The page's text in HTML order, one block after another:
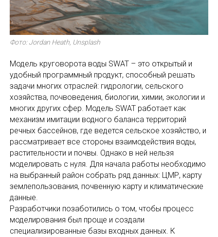
Фото: Jordan Heath, Unsplash
Модель круговорота воды SWAT – это открытый и
удобный программный продукт, способный решать
задачи многих отраслей: гидрологии, сельского
хозяйства, почвоведения, биологии, химии, экологии и
многих других сфер. Модель SWAT работает как
механизм имитации водного баланса территорий
речных бассейнов, где ведется сельское хозяйство, и
рассматривает все стороны взаимодействия воды,
растительности и почвы. Однако в ней нельзя
моделировать с нуля. Для начала работы необходимо
на выбранный район собрать ряд данных: ЦМР, карту
землепользования, почвенную карту и климатические
данные.
Разработчики позаботились о том, чтобы процесс
моделирования был проще и создали
специализированные базы входных данных. К